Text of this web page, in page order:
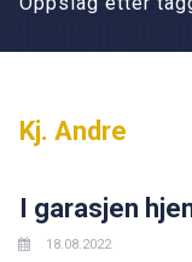
Kj. Andre
I garasjen
18.08.2022